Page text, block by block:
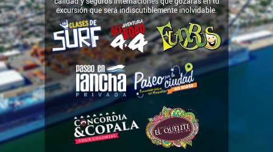
excursión que será indiscutiblemente inolvidable.